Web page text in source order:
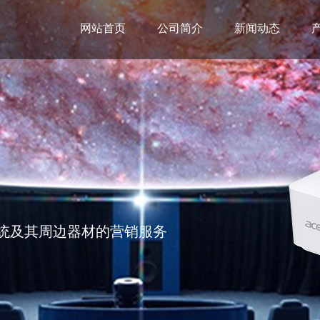
网站首页 公司简介 新闻动态
及其周边器材的营销服务